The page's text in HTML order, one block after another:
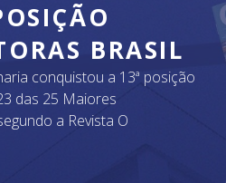
BRASIL
conquistou a 13ª posição
das 25 Maiores
a Revista O